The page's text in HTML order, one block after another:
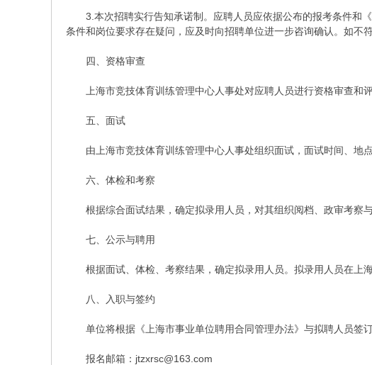
3.本次招聘实行告知承诺制。应聘人员应依据公布的报考条件和《
条件和岗位要求存在疑问，应及时向招聘单位进一步咨询确认。如不
四、资格审查
上海市竞技体育训练管理中心人事处对应聘人员进行资格审查和评
五、面试
由上海市竞技体育训练管理中心人事处组织面试，面试时间、地点
六、体检和考察
根据综合面试结果，确定拟录用人员，对其组织阅档、政审考察与
七、公示与聘用
根据面试、体检、考察结果，确定拟录用人员。拟录用人员在上海
八、入职与签约
单位将根据《上海市事业单位聘用合同管理办法》与拟聘人员签订
报名邮箱：jtzxrsc@163.com